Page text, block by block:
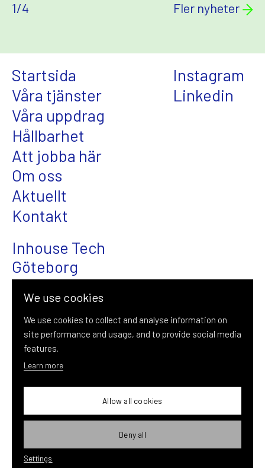
We use cookies
We use cookies to collect and analyse information on
site performance and usage, and to provide social media
features.
Learn more
Allow all cookies
Deny all
Settings
1/4 Fler nyheter
Startsida
Våra tjänster
Våra uppdrag
Hållbarhet
Att jobba här
Om oss
Aktuellt
Kontakt
Inhouse Tech
Göteborg
Magasinsgatan 22
411 18 Göteborg
031-376 08 00
info@inhousetech.se
Instagram
Linkedin
© Inhouse Tech Göteborg 2026 |